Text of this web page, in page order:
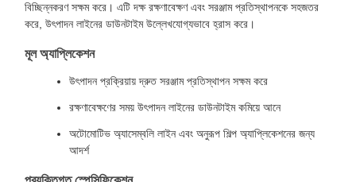
বিচ্ছিন্নকরণ সক্ষম করে। এটি দক্ষ রক্ষণাবেক্ষণ এবং সরঞ্জাম প্রতিস্থাপনকে সহজতর
করে, উৎপাদন লাইনের ডাউনটাইম উল্লেখযোগ্যভাবে হ্রাস করে।
মূল অ্যাপ্লিকেশন
উৎপাদন প্রক্রিয়ায় দ্রুত সরঞ্জাম প্রতিস্থাপন সক্ষম করে
রক্ষণাবেক্ষণের সময় উৎপাদন লাইনের ডাউনটাইম কমিয়ে আনে
অটোমোটিভ অ্যাসেম্বলি লাইন এবং অনুরূপ শিল্প অ্যাপ্লিকেশনের জন্য
আদর্শ